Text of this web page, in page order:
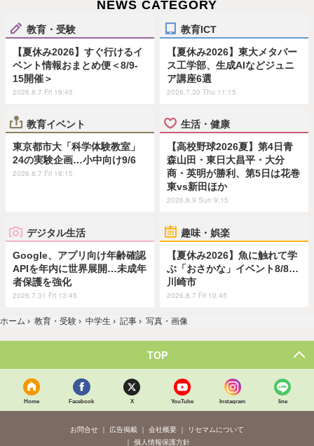
NEWS CATEGORY
教育・受験
【夏休み2026】すぐ行けるイ
ベント情報おまとめ便＜8/9-
15開催＞
2026.8.7 Fri 19:45
教育ICT
【夏休み2026】東大メタバー
ス工学部、生成AIなどジュニ
ア講座6選
2026.7.30 Thu 11:15
教育イベント
東京都市大「科学体験教室」
24の実験企画…小中向け9/6
2026.8.7 Fri 18:15
生活・健康
【高校野球2026夏】第4日青
森山田・東日大昌平・大分
商・英明が勝利、第5日は花巻
東vs新田ほか
2026.8.9 Sun 9:15
デジタル生活
Google、アプリ向け年齢確認
APIを年内に世界展開…未成年
者保護を強化
2026.7.31 Fri 13:45
趣味・娯楽
【夏休み2026】魚に触れて学
ぶ「おさかな」イベント8/8…
川崎市
2026.8.7 Fri 10:45
ホーム › 教育・受験 › 中学生 › 記事 › 写真・画像
TOP
Home Facebook X YouTube Instagram line
お問合せ 広告掲載 会社概要
リセマムについて
個人情報保護方針